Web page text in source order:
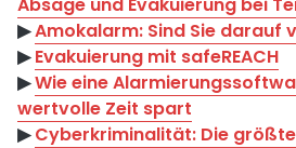
▶︎Amokalarm: Sind Sie darauf
▶︎Evakuierung mit safeREACH
▶︎Wie eine
wertvolle Zeit spart
▶︎Cyberkriminalität: Die